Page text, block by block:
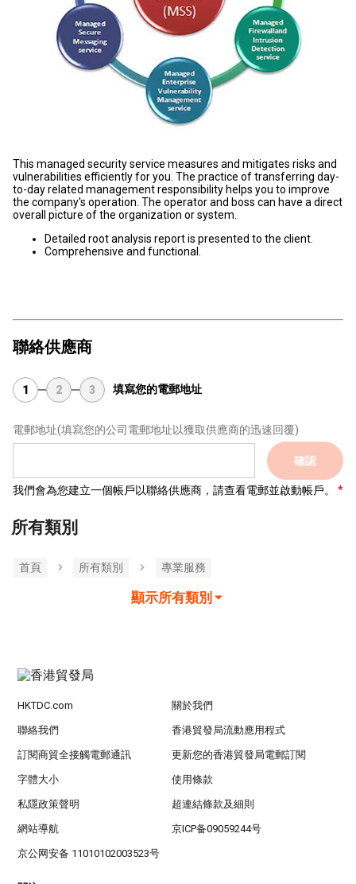
This managed security service measures and mitigates risks and
vulnerabilities efficiently for you. The practice of transferring day-
to-day related management responsibility helps you to improve
the company's operation. The operator and boss can have a direct
overall picture of the organization or system.
Detailed root analysis report is presented to the client.
Comprehensive and functional.
聯絡供應商
1 2 3 填寫您的電郵地址
電郵地址(填寫您的公司電郵地址以獲取供應商的迅速回覆)
確認
我們會為您建立一個帳戶以聯絡供應商，請查看電郵並啟動帳戶。
所有類別
首頁 所有類別 專業服務
顯示所有類別
HKTDC.com 關於我們
聯絡我們 香港貿發局流動應用程式
訂閱商貿全接觸電郵通訊 更新您的香港貿發局電郵訂閱
字體大小 使用條款
私隱政策聲明 超連結條款及細則
網站導航 京ICP备09059244号
京公网安备 11010102003523号